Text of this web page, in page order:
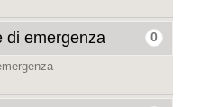
0
di emergenza